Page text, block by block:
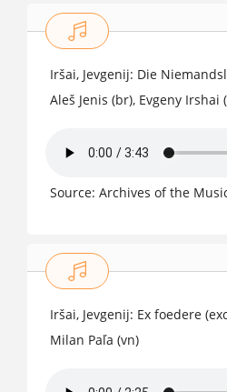
1998
Iršai, Jevgenij: Die
Aleš Jenis (br), Evgeny Irshai
Source: Archives of the
Iršai, Jevgenij: Ex foedere
Milan Paľa (vn)